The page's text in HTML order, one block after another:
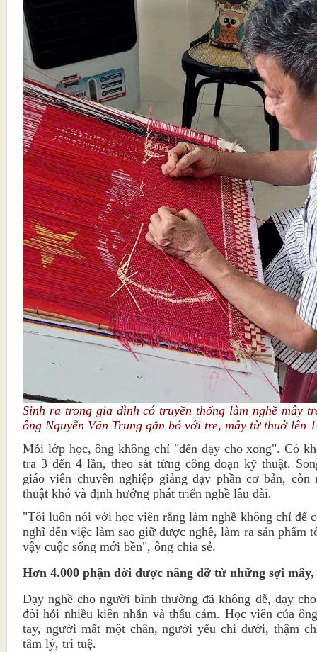
Sinh ra trong gia đình có truyền thống làm nghề mây
ông Nguyễn Văn Trung gắn bó với tre, mây từ thuở lên
Mỗi lớp học, ông không chỉ "đến dạy cho xong". Có
tra 3 đến 4 lần, theo sát từng công đoạn kỹ thuật.
giáo viên chuyên nghiệp giảng dạy phần cơ bản,
thuật khó và định hướng phát triển nghề lâu dài.
"Tôi luôn nói với học viên rằng làm nghề không chỉ để
nghĩ đến việc làm sao giữ được nghề, làm ra sản phẩm
vậy cuộc sống mới bền", ông chia sẻ.
Hơn 4.000 phận đời được nâng đỡ từ những sợi
Dạy nghề cho người bình thường đã không dễ, dạy
đòi hỏi nhiều kiên nhẫn và thấu cảm. Học viên của
tay, người mất một chân, người yếu chi dưới, thậm
tâm lý, trí tuệ.